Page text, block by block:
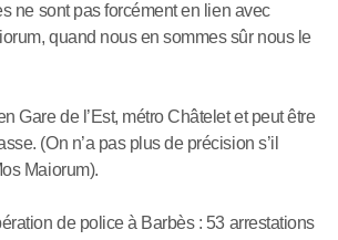
ne sont pas forcément en lien avec
quand nous en sommes sûr nous le
Gare de l’Est, métro Châtelet et peut être
(On n’a pas plus de précision s’il
Maiorum).
de police à Barbès : 53 arrestations